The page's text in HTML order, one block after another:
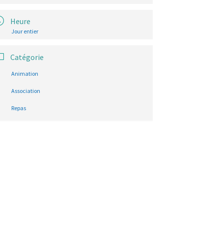
Heure
Jour entier
Catégorie
Animation
Association
Repas